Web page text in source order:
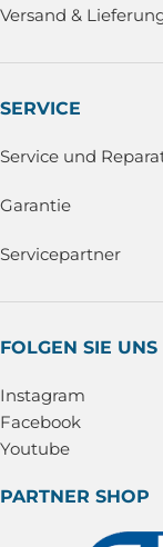
Versand &
SERVICE
Service und
Garantie
Servicepartner
FOLGEN SIE UNS
Instagram
Facebook
Youtube
PARTNER SHOP